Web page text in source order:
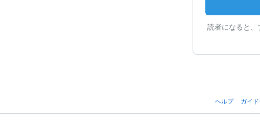
読者になると、
ヘルプ
ガイ